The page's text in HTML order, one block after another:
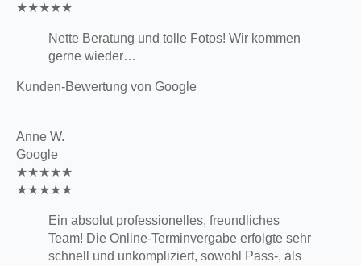
★★★★★
Nette Beratung und tolle Fotos! Wir kommen
gerne wieder…
Kunden-Bewertung von Google
Anne W.
Google
★★★★★
★★★★★
Ein absolut professionelles, freundliches
Team! Die Online-Terminvergabe erfolgte sehr
schnell und unkompliziert, sowohl Pass-, als